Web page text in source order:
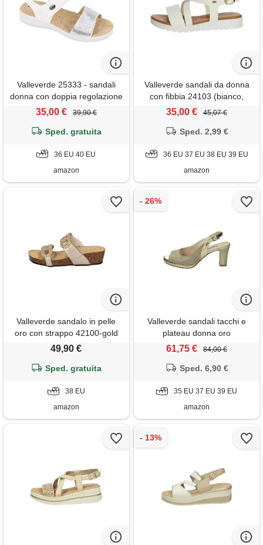
Valleverde 25333 - sandali
donna con doppia regolazione
a strappo (silver, numeric_36)
35,00 € 39,90 €
Sped. gratuita
36 EU 40 EU
amazon
Valleverde sandali da donna
con fibbia 24103 (bianco,
numeric_39)
35,00 € 45,07 €
Sped. 2,99 €
36 EU 37 EU 38 EU 39 EU
amazon
Valleverde sandalo in pelle
oro con strappo 42100-gold
38 eu
49,90 €
Sped. gratuita
38 EU
amazon
Valleverde sandali tacchi e
plateau donna oro
61,75 € 84,00 €
Sped. 6,90 €
35 EU 37 EU 39 EU
amazon